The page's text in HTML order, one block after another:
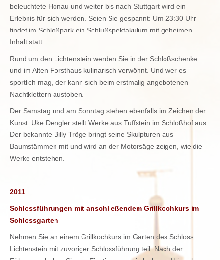
beleuchtete Honau und weiter bis nach Stuttgart wird ein
Erlebnis für sich werden. Seien Sie gespannt: Um 23:30 Uhr
findet im Schloßpark ein Schlußspektakulum mit geheimen
Inhalt statt.
Rund um den Lichtenstein werden Sie in der Schloßschenke
und im Alten Forsthaus kulinarisch verwöhnt. Und wer es
sportlich mag, der kann sich beim erstmalig angebotenen
Nachtklettern austoben.
Der Samstag und am Sonntag stehen ebenfalls im Zeichen der
Kunst. Uke Dengler stellt Werke aus Tuffstein im Schloßhof aus.
Der bekannte Billy Tröge bringt seine Skulpturen aus
Baumstämmen mit und wird an der Motorsäge zeigen, wie die
Werke entstehen.
2011
Schlossführungen mit anschließendem Grillkochkurs im
Schlossgarten
Nehmen Sie an einem Grillkochkurs im Garten des Schloss
Lichtenstein mit zuvoriger Schlossführung teil. Nach der